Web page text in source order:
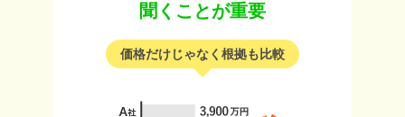
聞くことが重要
価格だけじゃなく根拠も比較